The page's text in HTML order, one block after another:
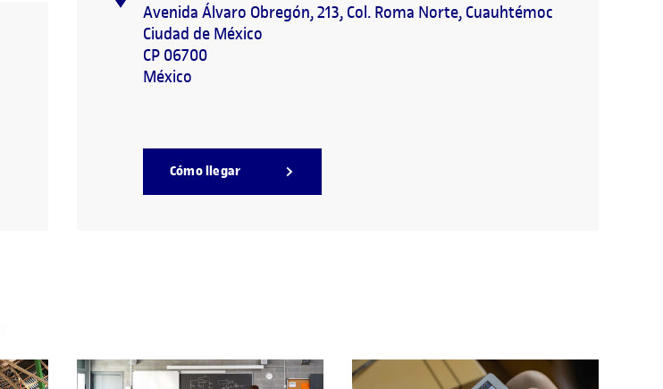
Avenida Álvaro Obregón, 213, Col. Roma Norte, Cuauhtémoc
Ciudad de México
CP 06700
México
Cómo llegar